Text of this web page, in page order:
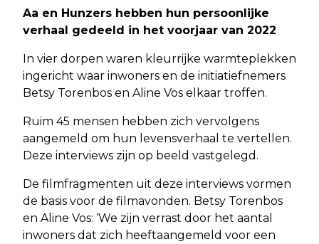
Aa en Hunzers hebben hun persoonlijke
verhaal gedeeld in het voorjaar van 2022
In vier dorpen waren kleurrijke warmteplekken
ingericht waar inwoners en de initiatiefnemers
Betsy Torenbos en Aline Vos elkaar troffen.
Ruim 45 mensen hebben zich vervolgens
aangemeld om hun levensverhaal te vertellen.
Deze interviews zijn op beeld vastgelegd.
De filmfragmenten uit deze interviews vormen
de basis voor de filmavonden. Betsy Torenbos
en Aline Vos: ‘We zijn verrast door het aantal
inwoners dat zich heeftaangemeld voor een